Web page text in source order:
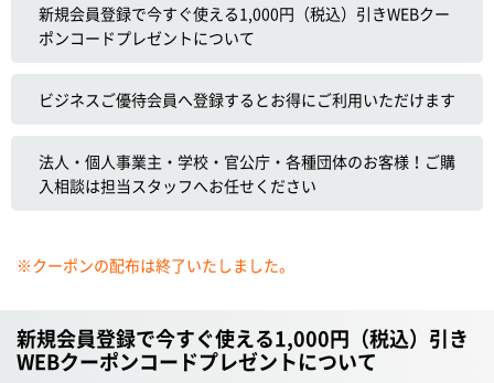
新規会員登録で今すぐ使える1,000円（税込）引きWEBクー
ポンコードプレゼントについて
ビジネスご優待会員へ登録するとお得にご利用いただけます
法人・個人事業主・学校・官公庁・各種団体のお客様！ご購
入相談は担当スタッフへお任せください
※クーポンの配布は終了いたしました。
新規会員登録で今すぐ使える1,000円（税込）引き
WEBクーポンコードプレゼントについて